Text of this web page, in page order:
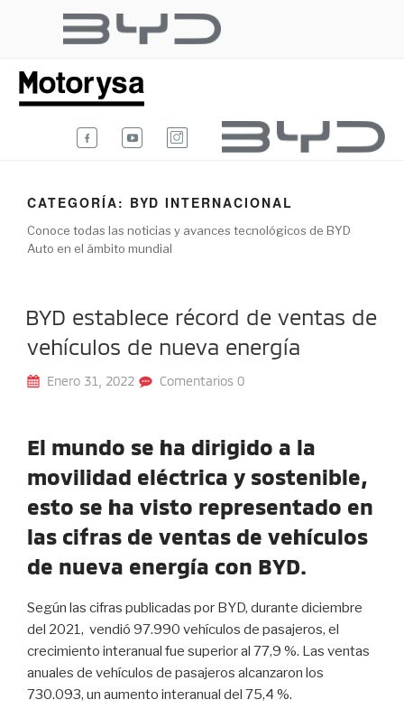
COLOMBIA
CATEGORÍA: BYD INTERNACIONAL
Conoce todas las noticias y avances tecnológicos de BYD
Auto en el ámbito mundial
BYD establece récord de ventas de
vehículos de nueva energía
Enero 31, 2022 Comentarios 0
El mundo se ha dirigido a la
movilidad eléctrica y sostenible,
esto se ha visto representado en
las cifras de ventas de vehículos
de nueva energía con BYD.
Según las cifras publicadas por BYD, durante diciembre
del 2021, vendió 97.990 vehículos de pasajeros, el
crecimiento interanual fue superior al 77,9 %. Las ventas
anuales de vehículos de pasajeros alcanzaron los
730.093, un aumento interanual del 75,4 %.